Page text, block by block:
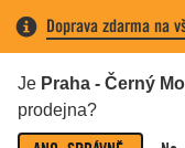
Doprava zdarma na
Je Praha - Černý
prodejna?